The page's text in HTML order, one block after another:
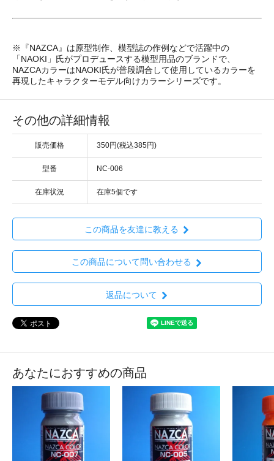
※『NAZCA』は原型制作、模型誌の作例などで活躍中の
「NAOKI」氏がプロデュースする模型用品のブランドで、
NAZCAカラーはNAOKI氏が普段調合して使用しているカラーを
再現したキャラクターモデル向けカラーシリーズです。
その他の詳細情報
販売価格 350円(税込385円)
型番 NC-006
在庫状況 在庫5個です
この商品を友達に教える
この商品について問い合わせる
返品について
あなたにおすすめの商品